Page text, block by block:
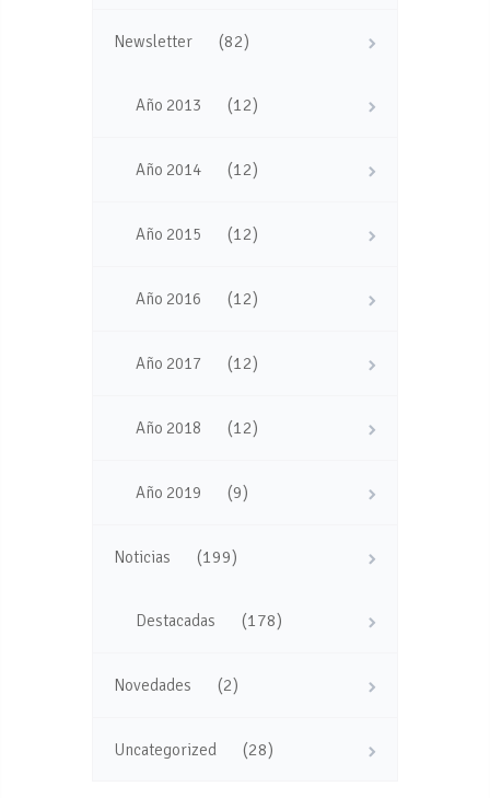
Newsletter (82)
Año 2013 (12)
Año 2014 (12)
Año 2015 (12)
Año 2016 (12)
Año 2017 (12)
Año 2018 (12)
Año 2019 (9)
Noticias (199)
Destacadas (178)
Novedades (2)
Uncategorized (28)